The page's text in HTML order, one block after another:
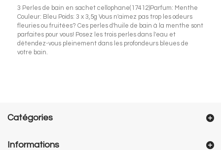
3 Perles de bain en sachet cellophane(17412)Parfum: Menthe
Couleur: Bleu Poids: 3 x 3,5g Vous n'aimez pas trop les odeurs
fleuries ou fruitées? Ces perles d'huile de bain à la menthe sont
parfaites pour vous! Posez les trois perles dans l'eau et
détendez-vous pleinement dans les profondeurs bleues de
votre bain.
Catégories
Informations